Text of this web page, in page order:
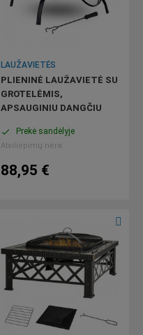
LAUŽAVIETĖS
PLIENINĖ LAUŽAVIETĖ SU
GROTELĖMIS,
APSAUGINIU DANGČIU
done Prekė sandėlyje
Atsiliepimų nėra
88,95 €